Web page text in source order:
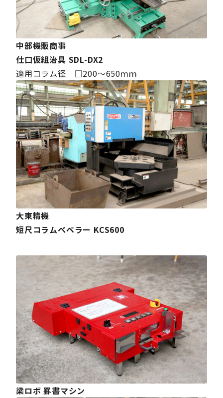
中部機販商事
仕口仮組治具 SDL-DX2
適用コラム径 □200～650ｍｍ
大東精機
短尺コラムベベラー KCS600
梁ロボ 罫書マシン